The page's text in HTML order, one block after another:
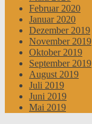
Februar 2020
Januar 2020
Dezember 2019
November 2019
Oktober 2019
September 2019
August 2019
Juli 2019
Juni 2019
Mai 2019